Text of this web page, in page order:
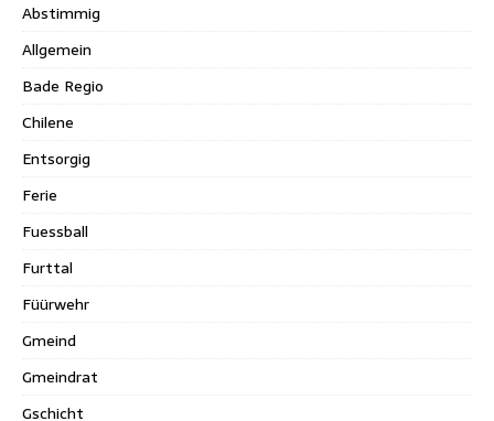
Abstimmig
Allgemein
Bade Regio
Chilene
Entsorgig
Ferie
Fuessball
Furttal
Füürwehr
Gmeind
Gmeindrat
Gschicht